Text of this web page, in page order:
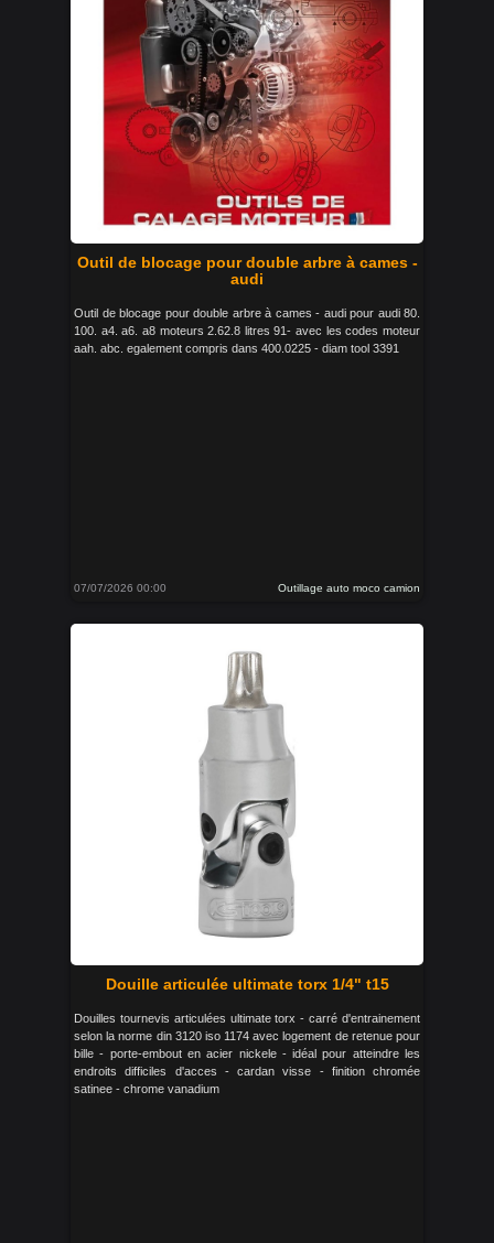
Outil de blocage pour double arbre à cames -
audi
Outil de blocage pour double arbre à cames - audi pour audi 80.
100. a4. a6. a8 moteurs 2.62.8 litres 91- avec les codes moteur
aah. abc. egalement compris dans 400.0225 - diam tool 3391
07/07/2026 00:00 Outillage auto moco camion
Douille articulée ultimate torx 1/4" t15
Douilles tournevis articulées ultimate torx - carré d'entrainement
selon la norme din 3120 iso 1174 avec logement de retenue pour
bille - porte-embout en acier nickele - idéal pour atteindre les
endroits difficiles d'acces - cardan visse - finition chromée
satinee - chrome vanadium